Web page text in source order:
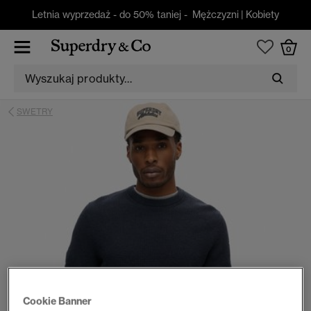
Letnia wyprzedaż - do 50% taniej - Mężczyzni | Kobiety
0
SWETRY
Cookie Banner